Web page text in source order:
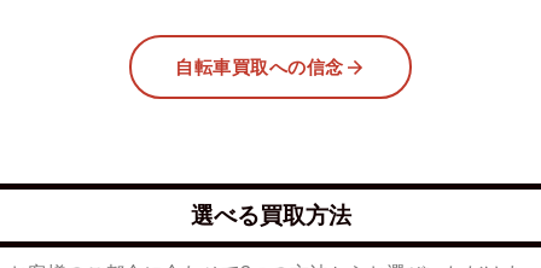
自転車買取への信念
選べる買取方法